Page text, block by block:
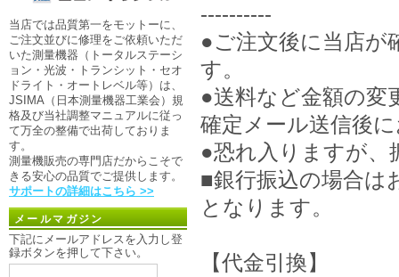
当店では品質第一をモットーに、
ご注文並びに修理をご依頼いただ
いた測量機器（トータルステーシ
ョン・光波・トランシット・セオ
ドライト・オートレベル等）は、
JSIMA（日本測量機器工業会）規
格及び当社調整マニュアルに従っ
て万全の整備で出荷しておりま
す。
測量機販売の専門店だからこそで
きる安心の品質でご提供します。
サポートの詳細はこちら >>
メールマガジン
下記にメールアドレスを入力し登
録ボタンを押して下さい。
----------
●ご注文後に当店が
す。
●送料など金額の変
確定メール送信後
●恐れ入りますが、
■銀行振込の場合は
となります。
【代金引換】